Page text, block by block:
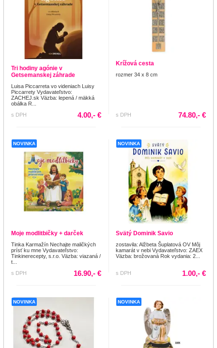
Tri hodiny agónie v
Getsemanskej záhrade
Luisa Piccarreta vo videniach Luisy
Piccarrety Vydavateľstvo:
ZACHEJ.sk Väzba: lepená / mäkká
obálka R...
s DPH
4.00,- €
Krížová cesta
rozmer 34 x 8 cm
s DPH 74.80,- €
NOVINKA
Moje modlitbičky + darček
Tinka Karmažín Nechajte maličkých
prísť ku mne Vydavateľstvo:
Tinkinerecepty, s.r.o. Väzba: viazaná /
t...
s DPH
16.90,- €
NOVINKA
Svätý Dominik Savio
zostavila: Alžbeta Šuplatová OV Môj
kamarát v nebi Vydavateľstvo: ZAEX
Väzba: brožovaná Rok vydania: 2...
s DPH 1.00,- €
NOVINKA NOVINKA